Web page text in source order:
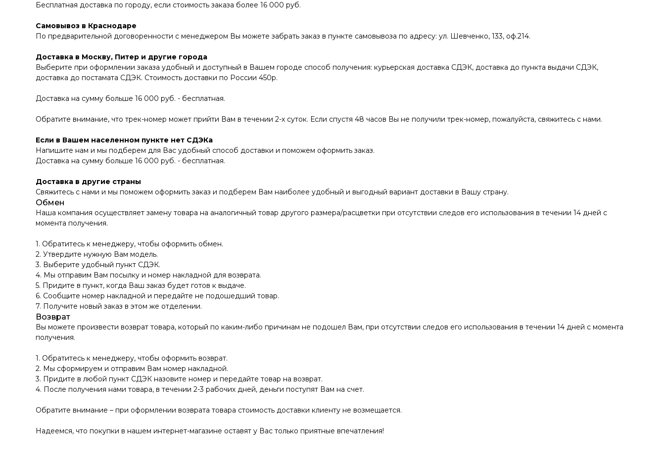
Бесплатная доставка по городу, если стоимость заказа более 16 000 руб.
Самовывоз в Краснодаре
По предварительной договоренности с менеджером Вы можете забрать заказ в пункте самовывоза по адресу: ул. Шевченко, 133, оф.214.
Доставка в Москву, Питер и другие города
Выберите при оформлении заказа удобный и доступный в Вашем городе способ получения: курьерская доставка СДЭК, доставка до пункта выдачи СДЭК,
доставка до постамата СДЭК. Стоимость доставки по России 450р.
Доставка на сумму больше 16 000 руб. - бесплатная.
Обратите внимание, что трек-номер может прийти Вам в течении 2-х суток. Если спустя 48 часов Вы не получили трек-номер, пожалуйста, свяжитесь с нами.
Если в Вашем населенном пункте нет СДЭКа
Напишите нам и мы подберем для Вас удобный способ доставки и поможем оформить заказ.
Доставка на сумму больше 16 000 руб. - бесплатная.
Доставка в другие страны
Свяжитесь с нами и мы поможем оформить заказ и подберем Вам наиболее удобный и выгодный вариант доставки в Вашу страну.
Обмен
Наша компания осуществляет замену товара на аналогичный товар другого размера/расцветки при отсутствии следов его использования в течении 14 дней с
момента получения.
1. Обратитесь к менеджеру, чтобы оформить обмен.
2. Утвердите нужную Вам модель.
3. Выберите удобный пункт СДЭК.
4. Мы отправим Вам посылку и номер накладной для возврата.
5. Придите в пункт, когда Ваш заказ будет готов к выдаче.
6. Сообщите номер накладной и передайте не подошедший товар.
7. Получите новый заказ в этом же отделении.
Возврат
Вы можете произвести возврат товара, который по каким-либо причинам не подошел Вам, при отсутствии следов его использования в течении 14 дней с момента
получения.
1. Обратитесь к менеджеру, чтобы оформить возврат.
2. Мы сформируем и отправим Вам номер накладной.
3. Придите в любой пункт СДЭК назовите номер и передайте товар на возврат.
4. После получения нами товара, в течении 2-3 рабочих дней, деньги поступят Вам на счет.
Обратите внимание – при оформлении возврата товара стоимость доставки клиенту не возмещается.
Надеемся, что покупки в нашем интернет-магазине оставят у Вас только приятные впечатления!